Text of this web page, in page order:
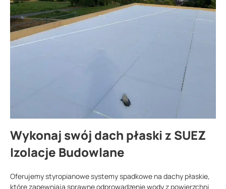
Wykonaj swój dach płaski z SUEZ
Izolacje Budowlane
Oferujemy styropianowe systemy spadkowe na dachy płaskie,
które zapewniają sprawne odprowadzenie wody z powierzchni